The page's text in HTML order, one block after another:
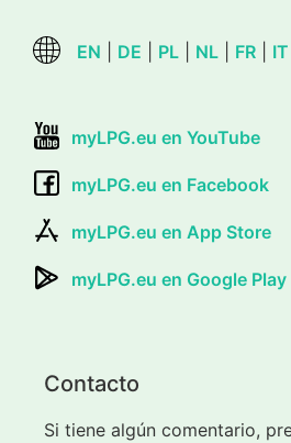
EN DE PL NL FR IT
myLPG.eu en YouTube
myLPG.eu en Facebook
myLPG.eu en App Store
myLPG.eu en Google Play
Contacto
Si tiene algún comentario,